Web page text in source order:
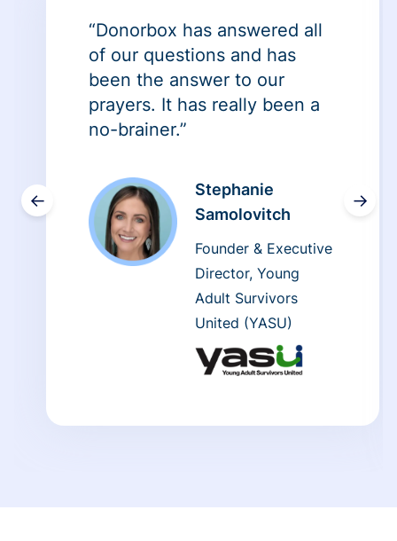
←
“Donorbox has answered all
of our questions and has
been the answer to our
prayers. It has really been a
no-brainer.”
Stephanie
Samolovitch
Founder & Executive
Director, Young
Adult Survivors
United (YASU)
→